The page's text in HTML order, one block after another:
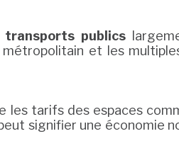
transports publics
et les
les tarifs des espaces
signifier une économie